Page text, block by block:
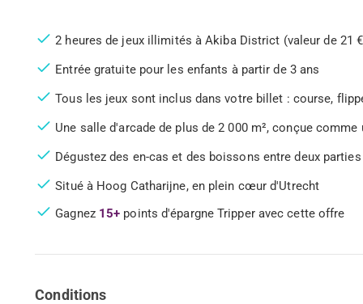
2 heures de jeux illimités à Akiba District (valeur de 21
Entrée gratuite pour les enfants à partir de 3 ans
Tous les jeux sont inclus dans votre billet : course,
Une salle d'arcade de plus de 2 000 m², conçue
Dégustez des en-cas et des boissons entre deux parties
Situé à Hoog Catharijne, en plein cœur d'Utrecht
Gagnez 15+ points d'épargne Tripper avec cette offre
Conditions